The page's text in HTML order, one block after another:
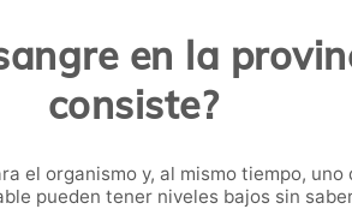
en la
consiste?
el organismo y, al mismo tiempo,
pueden tener niveles bajos sin